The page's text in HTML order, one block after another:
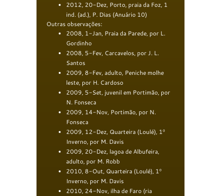
2012, 20-Dez, Porto, praia da Foz, 1
ind. (ad.), P. Dias (Anuário 10)
Outras observações:
2008, 1-Jan, Praia da Parede, por L.
Gordinho
2008, 5-Fev, Carcavelos, por J. L.
Santos
2009, 8-Fev, adulto, Peniche molhe
leste, por H. Cardoso
2009, 5-Set, juvenil em Portimão, por
N. Fonseca
2009, 14-Nov, Portimão, por N.
Fonseca
2009, 12-Dez, Quarteira (Loulé), 1º
Inverno, por M. Davis
2009, 20-Dez, lagoa de Albufeira,
adulto, por M. Robb
2010, 8-Out, Quarteira (Loulé), 1º
Inverno, por M. Davis
2010, 24-Nov, ilha de Faro (ria